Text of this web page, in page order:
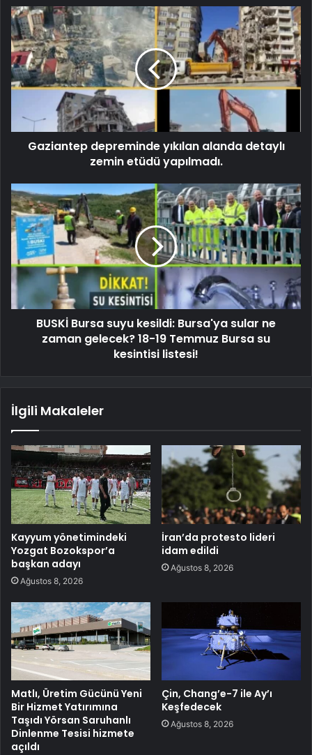
Gaziantep depreminde yıkılan alanda detaylı
zemin etüdü yapılmadı.
BUSKİ Bursa suyu kesildi: Bursa'ya sular ne
zaman gelecek? 18-19 Temmuz Bursa su
kesintisi listesi!
İlgili Makaleler
Kayyum yönetimindeki
Yozgat Bozokspor’a
başkan adayı
Ağustos 8, 2026
İran’da protesto lideri
idam edildi
Ağustos 8, 2026
Matlı, Üretim Gücünü Yeni
Bir Hizmet Yatırımına
Taşıdı Yörsan Saruhanlı
Dinlenme Tesisi hizmete
açıldı
Çin, Chang’e-7 ile Ay’ı
Keşfedecek
Ağustos 8, 2026